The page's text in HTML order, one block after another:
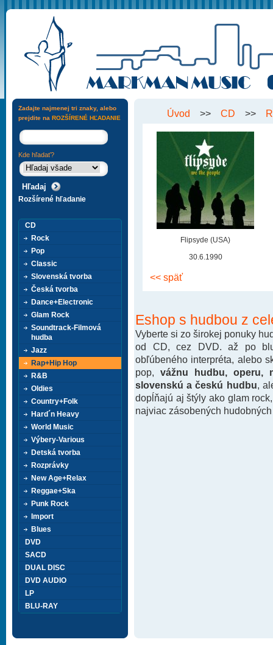
Úvod >> CD >>
Flipsyde (USA)
30.6.1990
<< späť
Eshop s hudbou z
Vyberte si zo širokej ponuky
od CD, cez DVD. až po
obľúbeného interpréta, alebo
pop, vážnu hudbu, operu,
slovenskú a českú hudbu ,
dopĺňajú aj štýly ako glam
najviac zásobených
Zadajte najmenej tri znaky, alebo
prejdite na ROZŠÍRENÉ HĽADANIE
Kde hľadať?
Rozšírené hľadanie
CD
Rock
Pop
Classic
Slovenská tvorba
Česká tvorba
Dance+Electronic
Glam Rock
Soundtrack-Filmová
hudba
Jazz
Rap+Hip Hop
R&B
Oldies
Country+Folk
Hard´n Heavy
World Music
Výbery-Various
Detská tvorba
Rozprávky
New Age+Relax
Reggae+Ska
Punk Rock
Import
Blues
DVD
SACD
DUAL DISC
DVD AUDIO
LP
BLU-RAY